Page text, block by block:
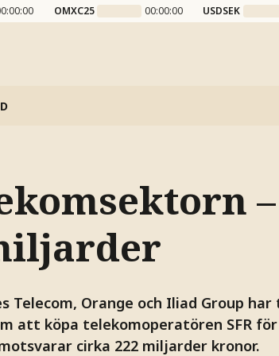
OMXC25 00:00:00 USDSEK
–
Telecom, Orange och Iliad Group
att köpa telekomoperatören SFR för
cirka 222 miljarder kronor.